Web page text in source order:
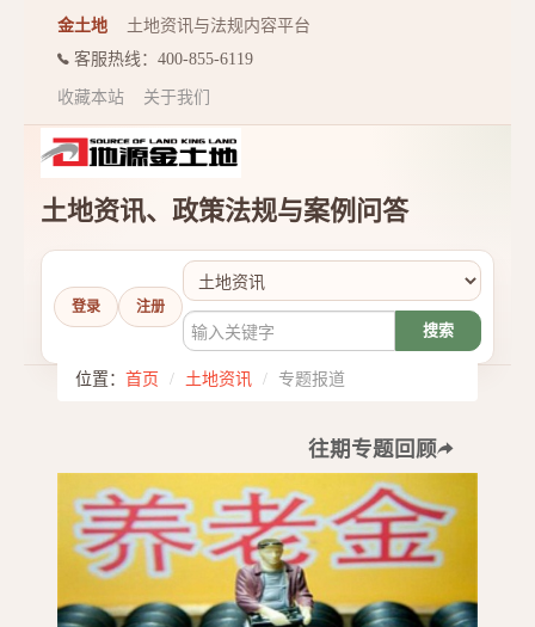
金土地
土地资讯与法规内容平台
客服热线：400-855-6119
收藏本站 关于我们
土地资讯、政策法规与案例问答
登录 注册
搜索
位置： 首页 / 土地资讯 / 专题报道
往期专题回顾